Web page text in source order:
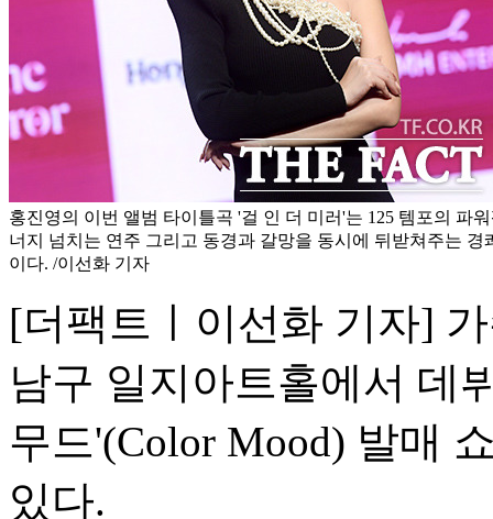
홍진영의 이번 앨범 타이틀곡 '걸 인 더 미러'는 125 템포의 파
너지 넘치는 연주 그리고 동경과 갈망을 동시에 뒤받쳐주는 경
이다. /이선화 기자
[더팩트ㅣ이선화 기자]
남구 일지아트홀에서 데
무드'(Color Mood) 발매
있다.